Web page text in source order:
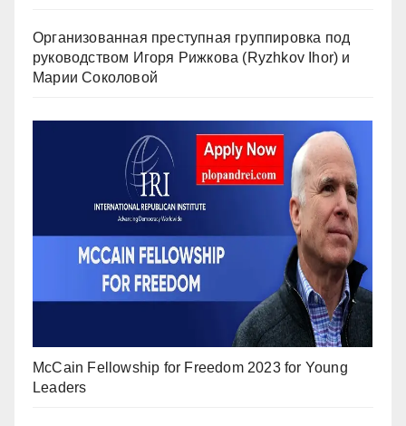
Организованная преступная группировка под
руководством Игоря Рижкова (Ryzhkov Ihor) и
Марии Соколовой
McCain Fellowship for Freedom 2023 for Young
Leaders